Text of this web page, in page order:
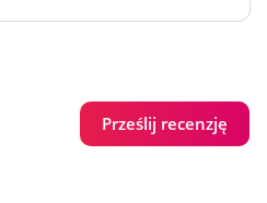
Prześlij recenzję